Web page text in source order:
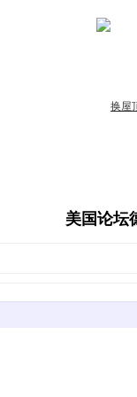
美国论坛